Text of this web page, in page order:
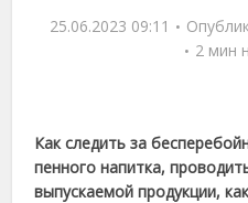
25.06.2023 09:11
2 мин
Как следить за
пенного напитка,
выпускаемой продукции,